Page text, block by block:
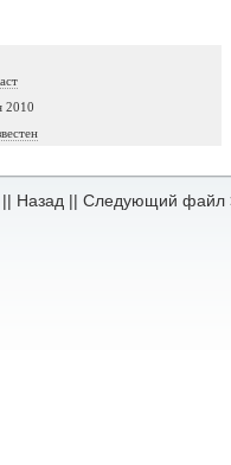
2010
|| Назад || Следующий файл